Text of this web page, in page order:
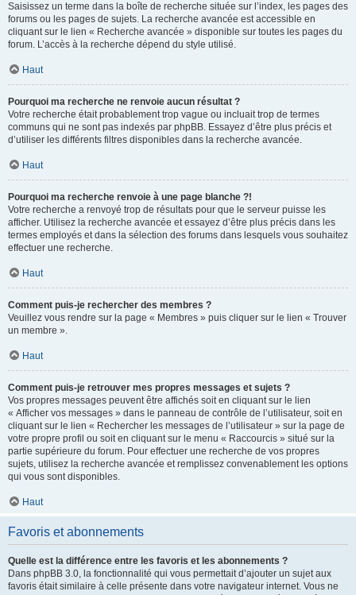
Saisissez un terme dans la boîte de recherche située sur l’index, les pages des
forums ou les pages de sujets. La recherche avancée est accessible en
cliquant sur le lien « Recherche avancée » disponible sur toutes les pages du
forum. L’accès à la recherche dépend du style utilisé.
Haut
Pourquoi ma recherche ne renvoie aucun résultat ?
Votre recherche était probablement trop vague ou incluait trop de termes
communs qui ne sont pas indexés par phpBB. Essayez d’être plus précis et
d’utiliser les différents filtres disponibles dans la recherche avancée.
Haut
Pourquoi ma recherche renvoie à une page blanche ?!
Votre recherche a renvoyé trop de résultats pour que le serveur puisse les
afficher. Utilisez la recherche avancée et essayez d’être plus précis dans les
termes employés et dans la sélection des forums dans lesquels vous souhaitez
effectuer une recherche.
Haut
Comment puis-je rechercher des membres ?
Veuillez vous rendre sur la page « Membres » puis cliquer sur le lien « Trouver
un membre ».
Haut
Comment puis-je retrouver mes propres messages et sujets ?
Vos propres messages peuvent être affichés soit en cliquant sur le lien
« Afficher vos messages » dans le panneau de contrôle de l’utilisateur, soit en
cliquant sur le lien « Rechercher les messages de l’utilisateur » sur la page de
votre propre profil ou soit en cliquant sur le menu « Raccourcis » situé sur la
partie supérieure du forum. Pour effectuer une recherche de vos propres
sujets, utilisez la recherche avancée et remplissez convenablement les options
qui vous sont disponibles.
Haut
Favoris et abonnements
Quelle est la différence entre les favoris et les abonnements ?
Dans phpBB 3.0, la fonctionnalité qui vous permettait d’ajouter un sujet aux
favoris était similaire à celle présente dans votre navigateur internet. Vous ne